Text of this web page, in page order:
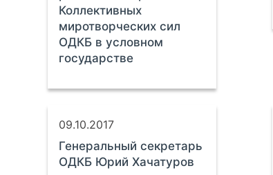
Коллективных
миротворческих сил
ОДКБ в условном
государстве
09.10.2017
Генеральный секретарь
ОДКБ Юрий Хачатуров